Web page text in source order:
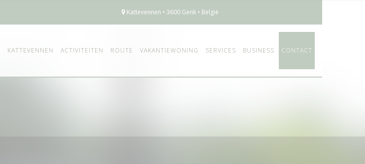
Kattevennen • 3600 Genk • België
KATTEVENNEN ACTIVITEITEN ROUTE VAKANTIEWONING SERVICES BUSINESS CONTACT